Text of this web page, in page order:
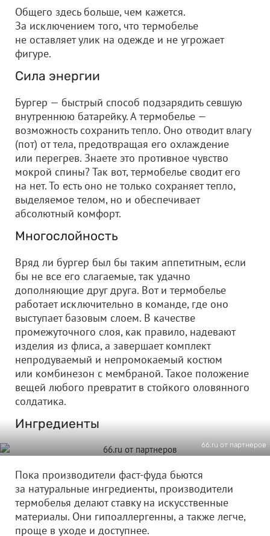
Общего здесь больше, чем кажется.
За исключением того, что термобелье
не оставляет улик на одежде и не угрожает
фигуре.
Сила энергии
Бургер — быстрый способ подзарядить севшую
внутреннюю батарейку. А термобелье —
возможность сохранить тепло. Оно отводит влагу
(пот) от тела, предотвращая его охлаждение
или перегрев. Знаете это противное чувство
мокрой спины? Так вот, термобелье сводит его
на нет. То есть оно не только сохраняет тепло,
выделяемое телом, но и обеспечивает
абсолютный комфорт.
Многослойность
Вряд ли бургер был бы таким аппетитным, если
бы не все его слагаемые, так удачно
дополняющие друг друга. Вот и термобелье
работает исключительно в команде, где оно
выступает базовым слоем. В качестве
промежуточного слоя, как правило, надевают
изделия из флиса, а завершает комплект
непродуваемый и непромокаемый костюм
или комбинезон с мембраной. Такое положение
вещей любого превратит в стойкого оловянного
солдатика.
Ингредиенты
66.ru от партнеров
Пока производители фаст-фуда бьются
за натуральные ингредиенты, производители
термобелья делают ставку на искусственные
материалы. Они гипоаллергенны, а также легче,
проще в уходе и доступнее.